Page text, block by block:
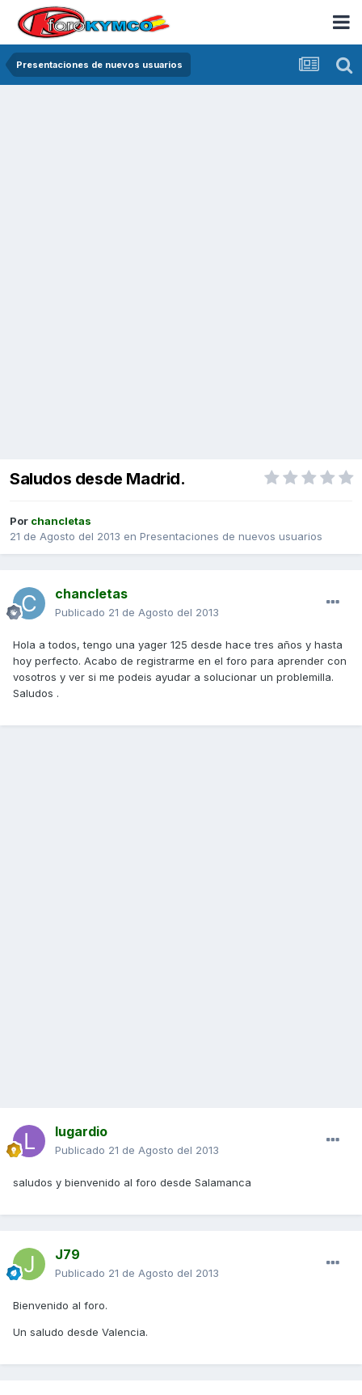
Presentaciones de nuevos usuarios
Saludos desde Madrid.
Por chancletas
21 de Agosto del 2013 en Presentaciones de nuevos usuarios
chancletas
Publicado 21 de Agosto del 2013
Hola a todos, tengo una yager 125 desde hace tres años y hasta
hoy perfecto. Acabo de registrarme en el foro para aprender con
vosotros y ver si me podeis ayudar a solucionar un problemilla.
Saludos .
lugardio
Publicado 21 de Agosto del 2013
saludos y bienvenido al foro desde Salamanca
J79
Publicado 21 de Agosto del 2013
Bienvenido al foro.
Un saludo desde Valencia.